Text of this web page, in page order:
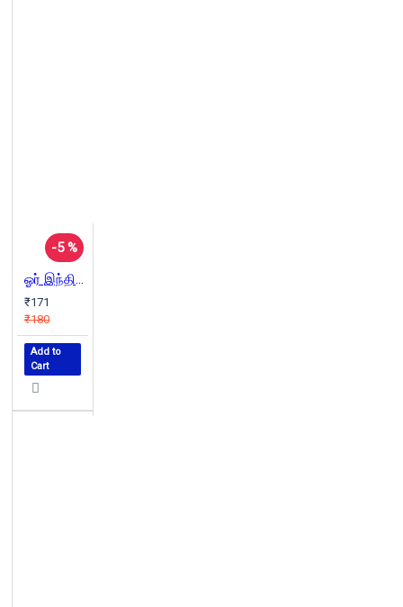
-5 %
ஓர் இந்திய இஸ்லாமியரின் இதயத்திலிருந்து
₹171
₹180
Add to
Cart